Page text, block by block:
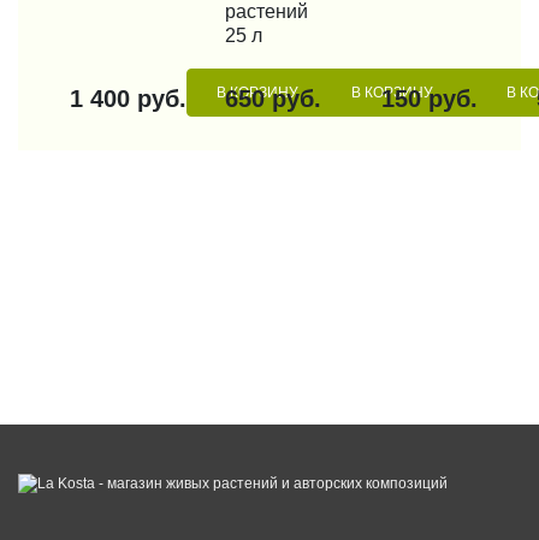
1 400 руб. В КОРЗИНУ
растений
25 л
650 руб. В КОРЗИНУ
150 руб. В